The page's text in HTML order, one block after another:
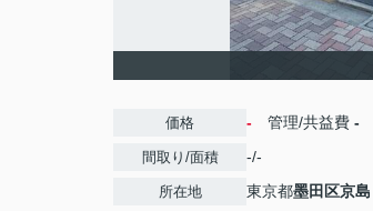
価格 - 管理/共益費 -
間取り/面積 -/-
所在地 東京都墨田区京島